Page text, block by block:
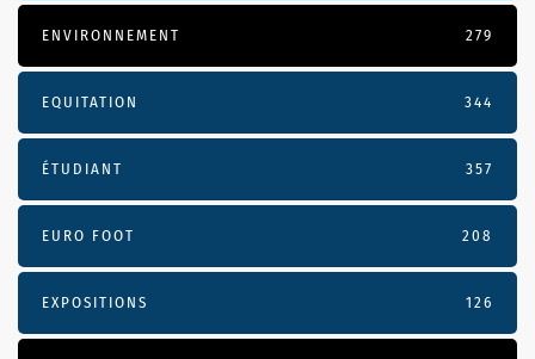
ENVIRONNEMENT 279
EQUITATION 344
ÉTUDIANT 357
EURO FOOT 208
EXPOSITIONS 126